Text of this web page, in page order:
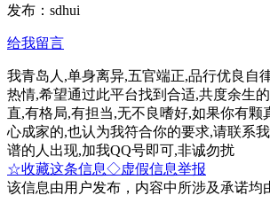
发布：sdhui
给我留言
我青岛人,单身离异,五官端正,品行优良自
热情,希望通过此平台找到合适,共度余生
直,有格局,有担当,无不良嗜好,如果你有颗
心成家的,也认为我符合你的要求,请联系
谱的人出现,加我QQ号即可,非诚勿扰
☆收藏这条信息◇虚假信息举报
该信息由用户发布，内容中所涉及承诺均